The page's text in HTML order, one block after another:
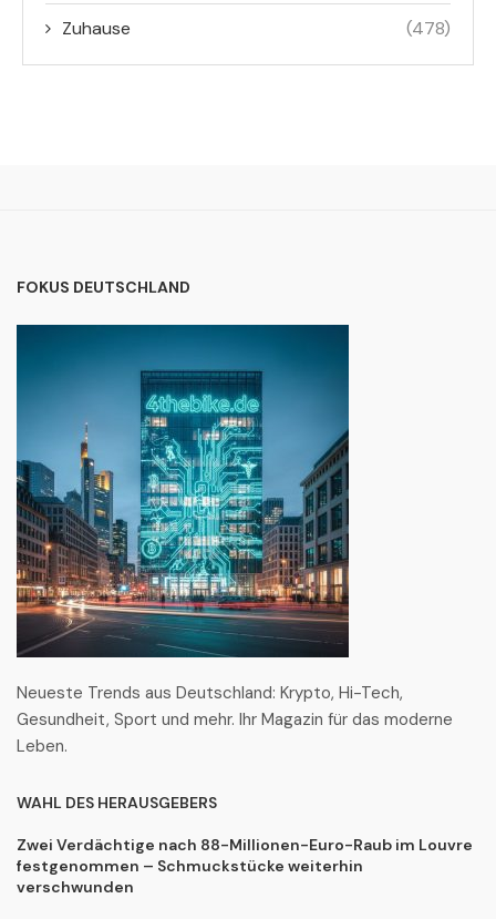
Zuhause (478)
FOKUS DEUTSCHLAND
Neueste Trends aus Deutschland: Krypto, Hi-Tech,
Gesundheit, Sport und mehr. Ihr Magazin für das moderne
Leben.
WAHL DES HERAUSGEBERS
Zwei Verdächtige nach 88-Millionen-Euro-Raub im Louvre
festgenommen – Schmuckstücke weiterhin
verschwunden